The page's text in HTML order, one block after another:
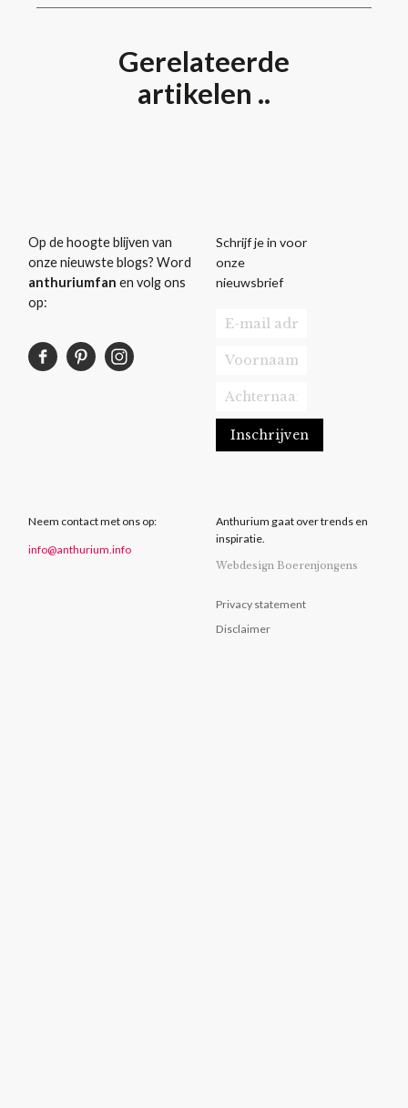
Gerelateerde
artikelen ..
Op de hoogte blijven van
onze nieuwste blogs? Word
anthuriumfan en volg ons
op:
Schrijf je in voor
onze
nieuwsbrief
Neem contact met ons op:
info@anthurium.info
Anthurium gaat over trends en
inspiratie.
Webdesign Boerenjongens
Privacy statement
Disclaimer